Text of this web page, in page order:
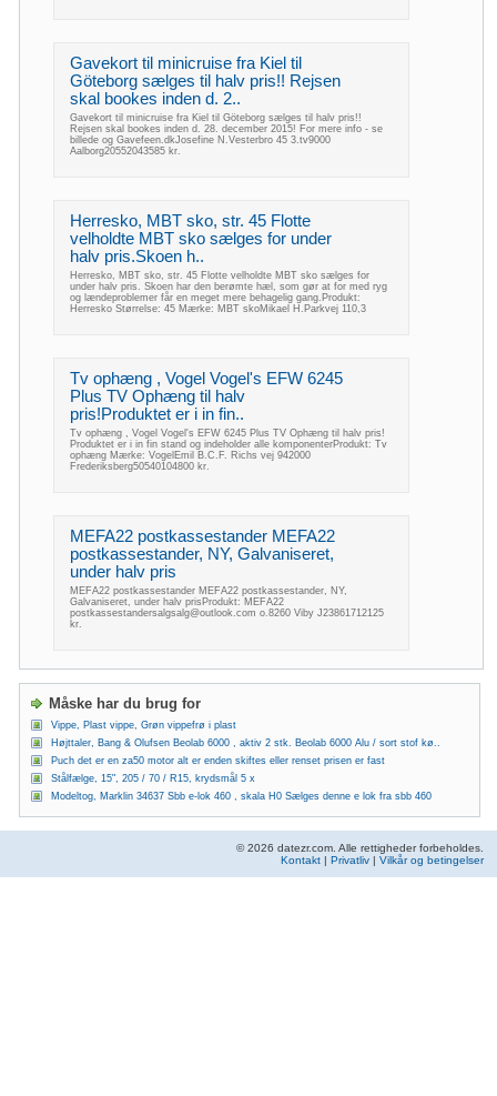
Gavekort til minicruise fra Kiel til
Göteborg sælges til halv pris!! Rejsen
skal bookes inden d. 2..
Gavekort til minicruise fra Kiel til Göteborg sælges til halv pris!!
Rejsen skal bookes inden d. 28. december 2015! For mere info - se
billede og Gavefeen.dkJosefine N.Vesterbro 45 3.tv9000
Aalborg20552043585 kr.
Herresko, MBT sko, str. 45 Flotte
velholdte MBT sko sælges for under
halv pris.Skoen h..
Herresko, MBT sko, str. 45 Flotte velholdte MBT sko sælges for
under halv pris. Skoen har den berømte hæl, som gør at for med ryg
og lændeproblemer får en meget mere behagelig gang.Produkt:
Herresko Størrelse: 45 Mærke: MBT skoMikael H.Parkvej 110,3
Tv ophæng , Vogel Vogel's EFW 6245
Plus TV Ophæng til halv
pris!Produktet er i in fin..
Tv ophæng , Vogel Vogel's EFW 6245 Plus TV Ophæng til halv pris!
Produktet er i in fin stand og indeholder alle komponenterProdukt: Tv
ophæng Mærke: VogelEmil B.C.F. Richs vej 942000
Frederiksberg50540104800 kr.
MEFA22 postkassestander MEFA22
postkassestander, NY, Galvaniseret,
under halv pris
MEFA22 postkassestander MEFA22 postkassestander, NY,
Galvaniseret, under halv prisProdukt: MEFA22
postkassestandersalgsalg@outlook.com o.8260 Viby J23861712125
kr.
Måske har du brug for
Vippe, Plast vippe, Grøn vippefrø i plast
Højttaler, Bang & Olufsen Beolab 6000 , aktiv 2 stk. Beolab 6000 Alu / sort stof kø..
Puch det er en za50 motor alt er enden skiftes eller renset prisen er fast
Stålfælge, 15", 205 / 70 / R15, krydsmål 5 x
Modeltog, Marklin 34637 Sbb e-lok 460 , skala H0 Sælges denne e lok fra sbb 460
© 2026 datezr.com. Alle rettigheder forbeholdes.
Kontakt | Privatliv | Vilkår og betingelser